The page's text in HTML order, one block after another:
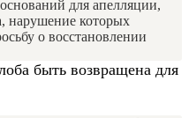
для апелляции,
нарушение которых
о восстановлении
быть возвращена для